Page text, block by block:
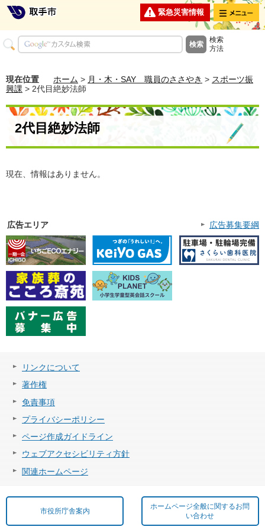
緊急災害情報 メニュー
検索
方法
現在位置 ホーム > 月・木・SAY 職員のささやき > スポーツ振
興課 > 2代目絶妙法師
2代目絶妙法師
現在、情報はありません。
広告エリア 広告募集要綱
リンクについて
著作権
免責事項
プライバシーポリシー
ページ作成ガイドライン
ウェブアクセシビリティ方針
関連ホームページ
市役所庁舎案内
ホームページ全般に関するお問
い合わせ